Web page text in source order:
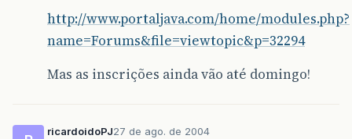
http://www.portaljava.com/home/modules.php?
name=Forums&file=viewtopic&p=32294
Mas as inscrições ainda vão até domingo!
ricardoidoPJ27 de ago. de 2004